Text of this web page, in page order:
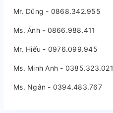
Mr. Dũng - 0868.342.955
Ms. Ánh - 0866.988.411
Mr. Hiếu - 0976.099.945
Ms. Minh Anh - 0385.323.021
Ms. Ngân - 0394.483.767